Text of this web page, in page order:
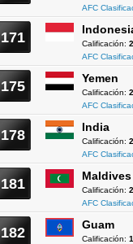
AFC
171 Calificación:
AFC
175 Yemen
Calificación:
AFC
178 India
Calificación:
AFC
181 Maldives
Calificación:
AFC
182 Guam
Calificación: